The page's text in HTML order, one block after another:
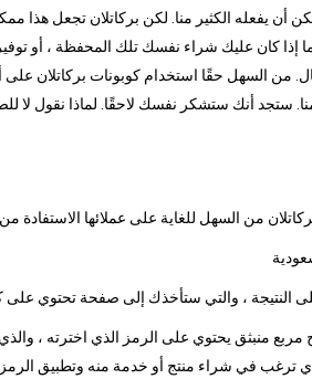
أن يفعله الكثير منا. لكن بركاتلان تجعل هذا
كان عليك شراء نفسك تلك المحفظة ، أو
من السهل حقًا استخدام كوبونات بركاتلان
ستجد أنك ستشكر نفسك لاحقًا. لماذا نقول لا
من السهل للغاية على عملائها الاستفادة
منبثق يحتوي على الرمز الذي اخترته ،
ترغب في شراء منتج أو خدمة منه وتطبيق الرمز.